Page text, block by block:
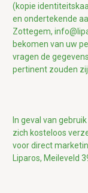
(kopie
en ondertekende
Zottegem,
bekomen van uw
vragen de
pertinent zouden
In geval van
zich kosteloos
voor direct
Liparos, Meileveld